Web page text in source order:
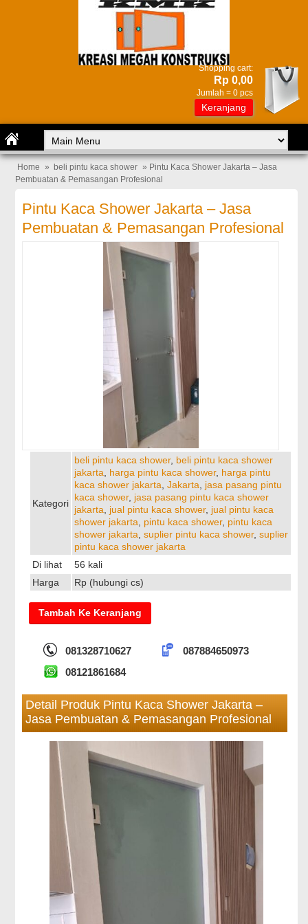
Shopping cart:
Rp 0,00
Jumlah = 0 pcs
Keranjang
Home » beli pintu kaca shower » Pintu Kaca Shower Jakarta – Jasa
Pembuatan & Pemasangan Profesional
Pintu Kaca Shower Jakarta – Jasa
Pembuatan & Pemasangan Profesional
Kategori
beli pintu kaca shower, beli pintu kaca shower
jakarta
harga pintu kaca shower, harga pintu
kaca shower jakarta ,Jakarta
jasa pasang pintu
kaca shower, jasa pasang pintu kaca shower
jakarta
jual pintu kaca shower, jual pintu kaca
shower jakarta
pintu kaca shower, pintu kaca
shower jakarta ,suplier pintu kaca shower,suplier
pintu kaca shower jakarta
Di lihat
56 kali
Harga
Rp (hubungi cs)
081328710627
087884650973
08121861684
Detail Produk Pintu Kaca Shower Jakarta –
Jasa Pembuatan & Pemasangan Profesional